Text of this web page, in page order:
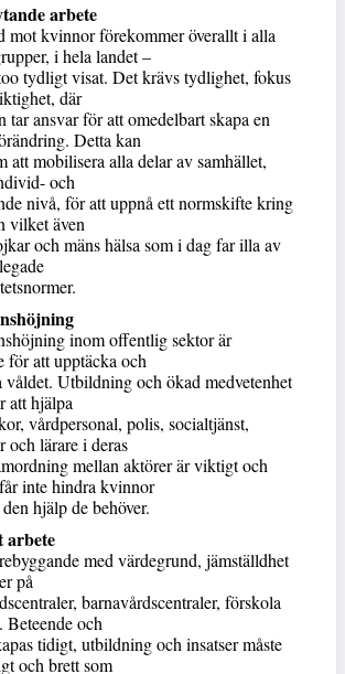
arbete
mot kvinnor förekommer överallt i alla
i hela landet –
tydligt visat. Det krävs tydlighet, fokus
där
tar ansvar för att omedelbart skapa en
Detta kan
att mobilisera alla delar av samhället,
och
nivå, för att uppnå ett normskifte kring
vilket även
och mäns hälsa som i dag far illa av
inom offentlig sektor är
för att upptäcka och
våldet. Utbildning och ökad medvetenhet
att hjälpa
vårdpersonal, polis, socialtjänst,
och lärare i deras
mellan aktörer är viktigt och
inte hindra kvinnor
hjälp de behöver.
arbete
med värdegrund, jämställdhet
på
barnavårdscentraler, förskola
Beteende och
tidigt, utbildning och insatser måste
och brett som